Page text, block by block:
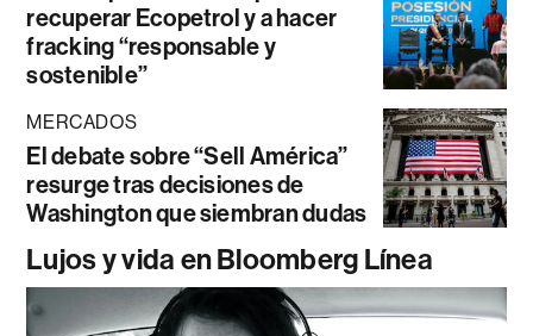
recuperar Ecopetrol y a hacer
fracking “responsable y
sostenible”
MERCADOS
El debate sobre “Sell América”
resurge tras decisiones de
Washington que siembran dudas
Lujos y vida en Bloomberg Línea